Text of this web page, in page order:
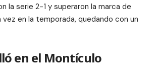
la serie 2-1 y superaron la marca de
en la temporada, quedando con un
en el Montículo